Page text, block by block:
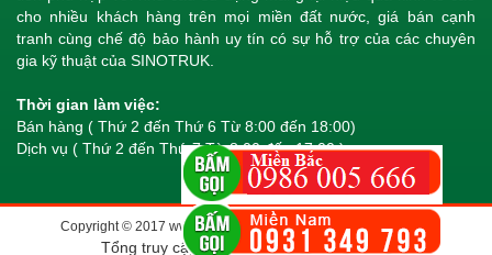
cho nhiều khách hàng trên mọi miền đất nước, giá bán cạnh
tranh cùng chế độ bảo hành uy tín có sự hỗ trợ của các chuyên
gia kỹ thuật của SINOTRUK.
Thời gian làm việc:
Bán hàng ( Thứ 2 đến Thứ 6 Từ 8:00 đến 18:00)
Dịch vụ ( Thứ 2 đến Thứ 7 Từ 8:00 đến 17:00 )
Copyright © 2017 www.howonhapkhau.vn - All rights reserved.
Tổng truy cập: 3,772,576 - Đang online: 7